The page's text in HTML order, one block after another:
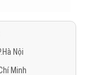
Nội
Minh